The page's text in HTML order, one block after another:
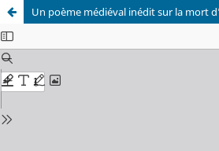
Un poème médiéval inédit sur la mort